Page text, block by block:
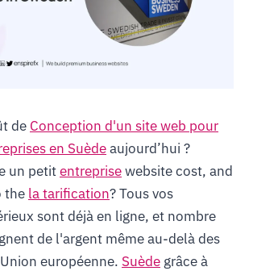
de Conception d'un site web pour
en Suèdeaujourd’hui ?
un petitentreprisewebsite cost, and
the la tarification? Tous vos
sont déjà en ligne, et nombre
de l'argent même au-delà des
européenne. Suède grâce à